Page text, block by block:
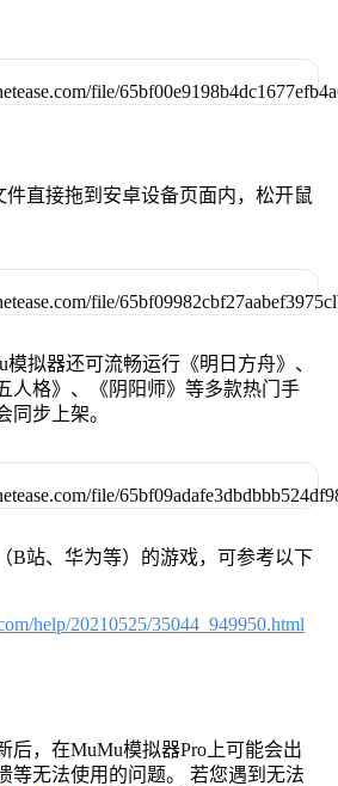
件直接拖到安卓设备页面内，松开鼠
模拟器还可流畅运行《明日方舟》、
人格》、《阴阳师》等多款热门手
同步上架。
B站、华为等）的游戏，可参考以下
help/20210525/35044_949950.html
后，在MuMu模拟器Pro上可能会出
等无法使用的问题。 若您遇到无法